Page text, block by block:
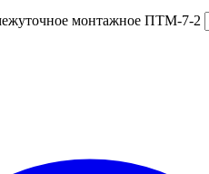
монтажное ПТМ-7-2